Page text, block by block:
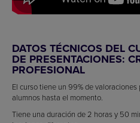
DATOS TÉCNICOS DEL
DE PRESENTACIONES:
PROFESIONAL
El curso tiene un 99% de
alumnos hasta el momento.
Tiene una duración de 2 horas y 50